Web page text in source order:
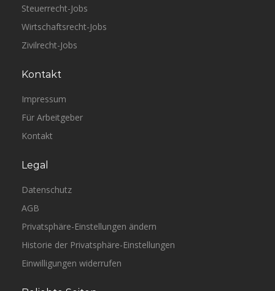
Steuerrecht-Jobs
Wirtschaftsrecht-Jobs
Zivilrecht-Jobs
Kontakt
Impressum
Für Arbeitgeber
Kontakt
Legal
Datenschutz
AGB
Privatsphäre-Einstellungen ändern
Historie der Privatsphäre-Einstellungen
Einwilligungen widerrufen